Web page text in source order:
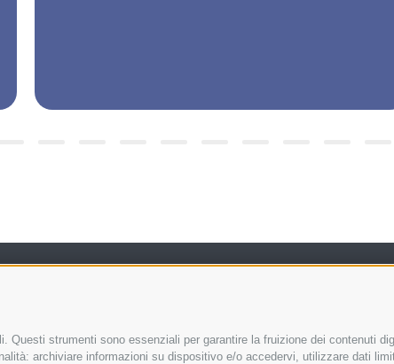
Questi strumenti sono essenziali per garantire la fruizione dei contenuti
archiviare informazioni su dispositivo e/o accedervi, utilizzare dati
Brixen
Credits